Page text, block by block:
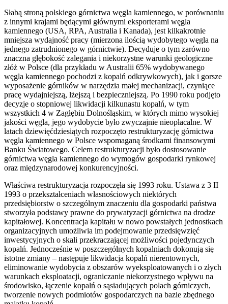
Słabą stroną polskiego górnictwa węgla kamiennego, w porównaniu
z innymi krajami będącymi głównymi eksporterami węgla
kamiennego (USA, RPA, Australia i Kanada), jest kilkakrotnie
mniejsza wydajność pracy (mierzona ilością wydobytego węgla na
jednego zatrudnionego w górnictwie). Decyduje o tym zarówno
znaczna głębokość zalegania i niekorzystne warunki geologiczne
złóż w Polsce (dla przykładu w Australii 65% wydobywanego
węgla kamiennego pochodzi z kopalń odkrywkowych), jak i gorsze
wyposażenie górników w narzędzia małej mechanizacji, czyniące
pracę wydajniejszą, lżejszą i bezpieczniejszą. Po 1990 roku podjęto
decyzje o stopniowej likwidacji kilkunastu kopalń, w tym
wszystkich 4 w Zagłębiu Dolnośląskim, w których mimo wysokiej
jakości węgla, jego wydobycie było zwyczajnie nieopłacalne. W
latach dziewięćdziesiątych rozpoczęto restrukturyzację górnictwa
węgla kamiennego w Polsce wspomaganą środkami finansowymi
Banku Światowego. Celem restrukturyzacji było dostosowanie
górnictwa węgla kamiennego do wymogów gospodarki rynkowej
oraz międzynarodowej konkurencyjności.
Właściwa restrukturyzacja rozpoczęła się 1993 roku. Ustawa z 3 II
1993 o przekształceniach własnościowych niektórych
przedsiębiorstw o szczególnym znaczeniu dla gospodarki państwa
stworzyła podstawy prawne do prywatyzacji górnictwa na drodze
kapitałowej. Koncentracja kapitału w nowo powstałych jednostkach
organizacyjnych umożliwia im podejmowanie przedsięwzięć
inwestycyjnych o skali przekraczającej możliwości pojedynczych
kopalń. Jednocześnie w poszczególnych kopalniach dokonują się
istotne zmiany – następuje likwidacja kopalń nierentownych,
eliminowanie wydobycia z obszarów wyeksploatowanych i o złych
warunkach eksploatacji, ograniczanie niekorzystnego wpływu na
środowisko, łączenie kopalń o sąsiadujących polach górniczych,
tworzenie nowych podmiotów gospodarczych na bazie zbędnego